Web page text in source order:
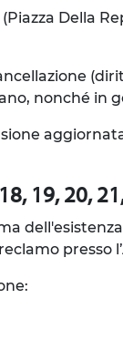
Della
nonché in
19, 20,
presso